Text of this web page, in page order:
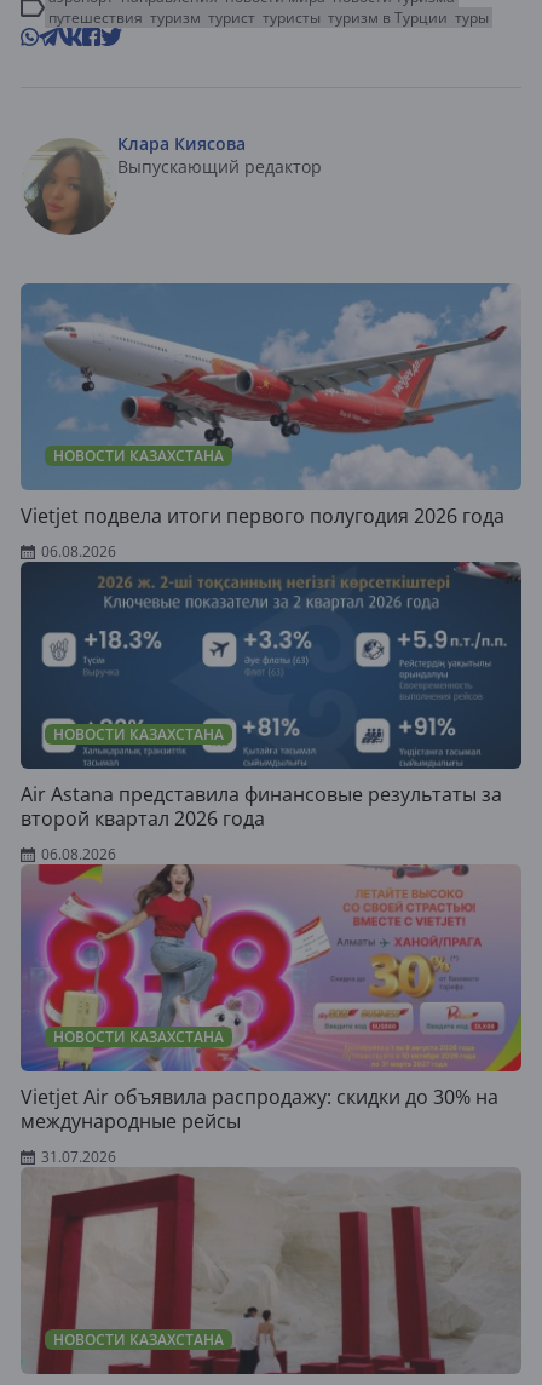
путешествия туризм турист туристы туризм в Турции туры
Клара Киясова
Выпускающий редактор
НОВОСТИ КАЗАХСТАНА
Vietjet подвела итоги первого полугодия 2026 года
06.08.2026
НОВОСТИ КАЗАХСТАНА
Air Astana представила финансовые результаты за
второй квартал 2026 года
06.08.2026
НОВОСТИ КАЗАХСТАНА
Vietjet Air объявила распродажу: скидки до 30% на
международные рейсы
31.07.2026
НОВОСТИ КАЗАХСТАНА